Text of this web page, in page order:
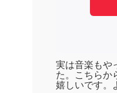
実は音楽もや
た。こちらか
嬉しいです。